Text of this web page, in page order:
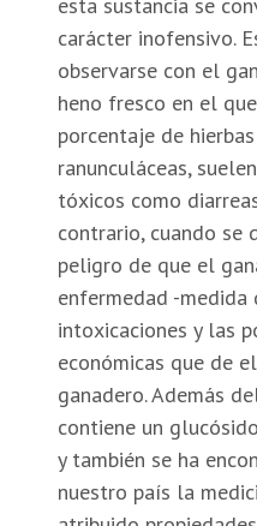
carácter inofensivo.
observarse con el
heno fresco en el
porcentaje de
ranunculáceas,
tóxicos como
contrario, cuando se
peligro de que el
enfermedad -medida
intoxicaciones y las
económicas que de
ganadero. Además
contiene un
y también se ha
nuestro país la